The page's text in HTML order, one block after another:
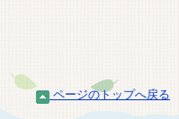
ページのトップへ戻る